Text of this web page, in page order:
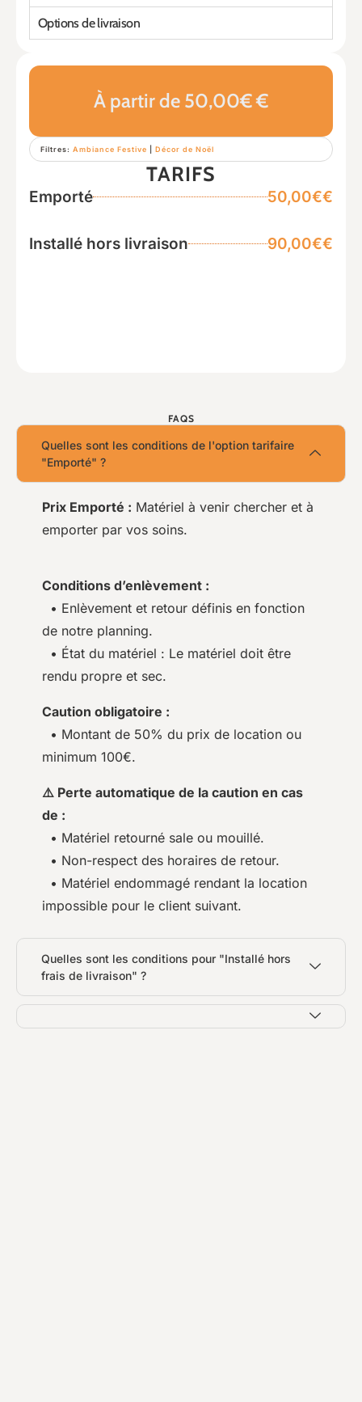
À partir de 50,00€ €
Filtres: Ambiance Festive Décor de Noël
TARIFS
Emporté 50,00€€
Installé hors livraison 90,00€€
Options de livraison
FAQS
Quelles sont les conditions de l'option tarifaire
"Emporté" ?
Prix Emporté : Matériel à venir chercher et à
emporter par vos soins.
Conditions d’enlèvement :
• Enlèvement et retour définis en fonction
de notre planning.
• État du matériel : Le matériel doit être
rendu propre et sec.
Caution obligatoire :
• Montant de 50% du prix de location ou
minimum 100€.
⚠️ Perte automatique de la caution en cas
de :
• Matériel retourné sale ou mouillé.
• Non-respect des horaires de retour.
• Matériel endommagé rendant la location
impossible pour le client suivant.
Quelles sont les conditions pour "Installé hors
frais de livraison" ?